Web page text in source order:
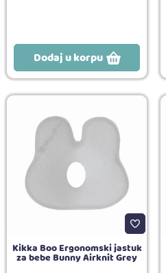
Dodaj u korpu
Kikka Boo Ergonomski jastuk
za bebe Bunny Airknit Grey